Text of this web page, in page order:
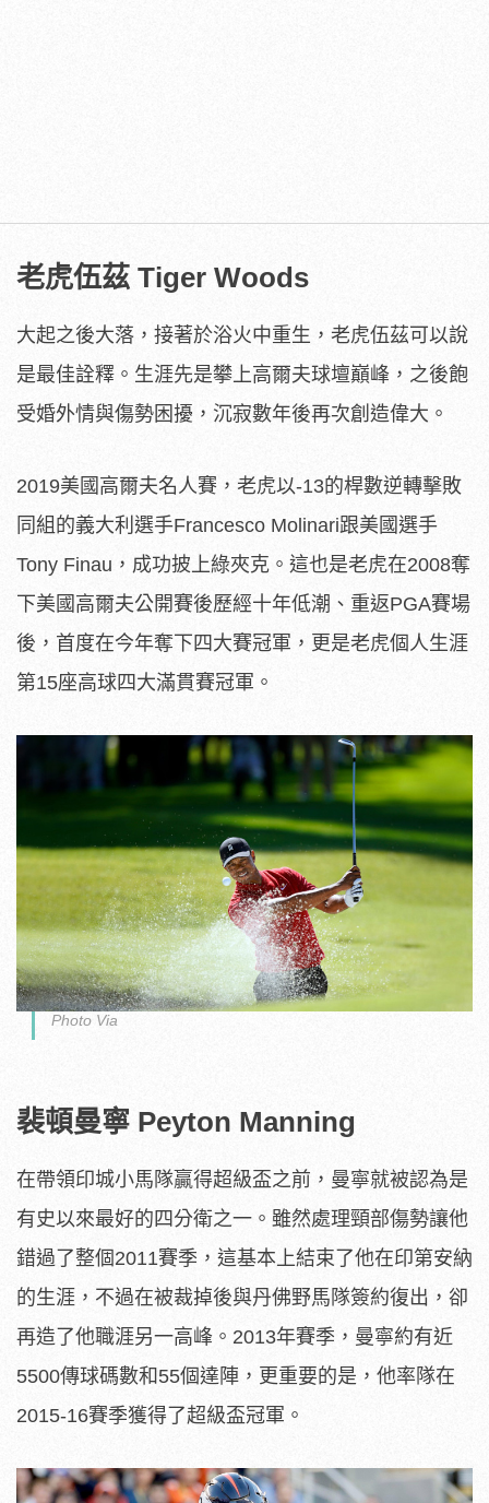
老虎伍茲 Tiger Woods
大起之後大落，接著於浴火中重生，老虎伍茲可以說
是最佳詮釋。生涯先是攀上高爾夫球壇巔峰，之後飽
受婚外情與傷勢困擾，沉寂數年後再次創造偉大。
2019美國高爾夫名人賽，老虎以-13的桿數逆轉擊敗
同組的義大利選手Francesco Molinari跟美國選手
Tony Finau，成功披上綠夾克。這也是老虎在2008奪
下美國高爾夫公開賽後歷經十年低潮、重返PGA賽場
後，首度在今年奪下四大賽冠軍，更是老虎個人生涯
第15座高球四大滿貫賽冠軍。
Photo Via
裴頓曼寧 Peyton Manning
在帶領印城小馬隊贏得超級盃之前，曼寧就被認為是
有史以來最好的四分衛之一。雖然處理頸部傷勢讓他
錯過了整個2011賽季，這基本上結束了他在印第安納
的生涯，不過在被裁掉後與丹佛野馬隊簽約復出，卻
再造了他職涯另一高峰。2013年賽季，曼寧約有近
5500傳球碼數和55個達陣，更重要的是，他率隊在
2015-16賽季獲得了超級盃冠軍。